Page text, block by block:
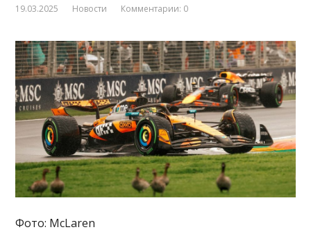
19.03.2025 Новости Комментарии: 0
Фото: McLaren